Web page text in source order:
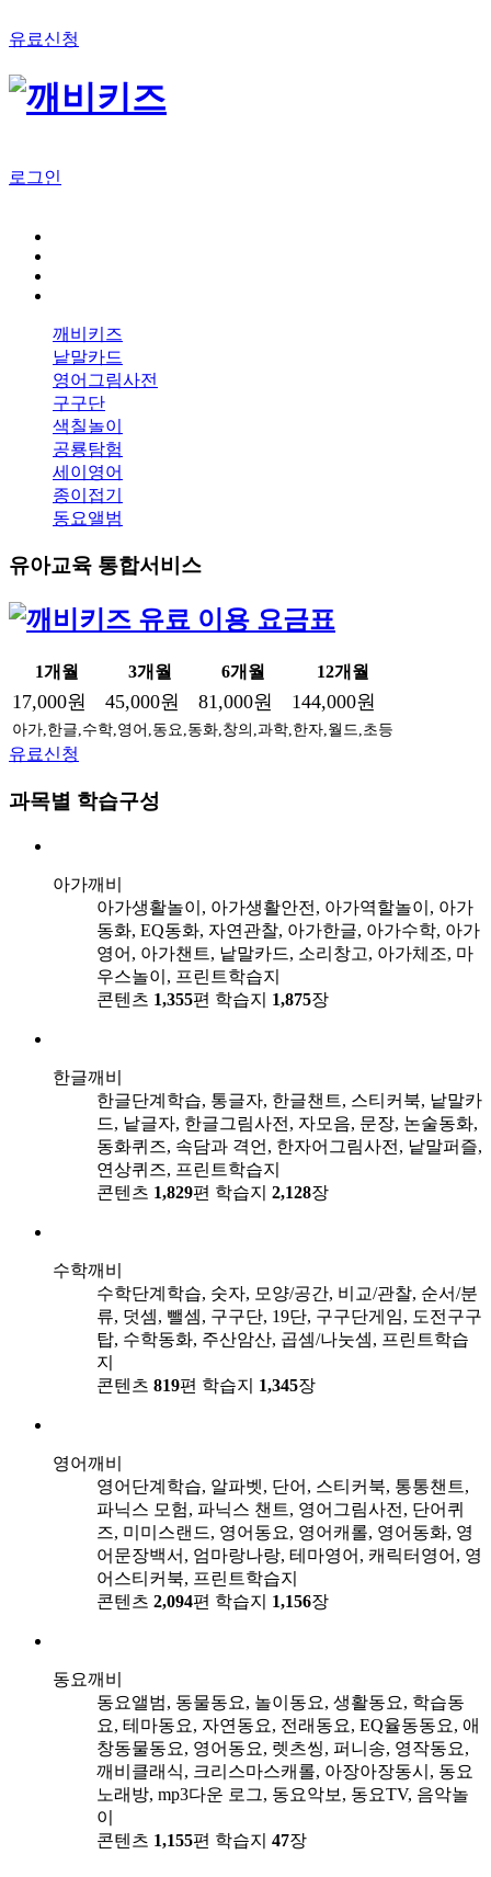
유료신청
로그인
깨비키즈
낱말카드
영어그림사전
구구단
색칠놀이
공룡탐험
세이영어
종이접기
동요앨범
유아교육 통합서비스
1개월 3개월 6개월 12개월
17,000원 45,000원 81,000원 144,000원
아가,한글,수학,영어,동요,동화,창의,과학,한자,월드,초등
유료신청
과목별 학습구성
아가깨비
아가생활놀이, 아가생활안전, 아가역할놀이, 아가
동화, EQ동화, 자연관찰, 아가한글, 아가수학, 아가
영어, 아가챈트, 낱말카드, 소리창고, 아가체조, 마
우스놀이, 프린트학습지
콘텐츠 1,355편 학습지 1,875장
한글깨비
한글단계학습, 통글자, 한글챈트, 스티커북, 낱말카
드, 낱글자, 한글그림사전, 자모음, 문장, 논술동화,
동화퀴즈, 속담과 격언, 한자어그림사전, 낱말퍼즐,
연상퀴즈, 프린트학습지
콘텐츠 1,829편 학습지 2,128장
수학깨비
수학단계학습, 숫자, 모양/공간, 비교/관찰, 순서/분
류, 덧셈, 뺄셈, 구구단, 19단, 구구단게임, 도전구구
탑, 수학동화, 주산암산, 곱셈/나눗셈, 프린트학습
지
콘텐츠 819편 학습지 1,345장
영어깨비
영어단계학습, 알파벳, 단어, 스티커북, 통통챈트,
파닉스 모험, 파닉스 챈트, 영어그림사전, 단어퀴
즈, 미미스랜드, 영어동요, 영어캐롤, 영어동화, 영
어문장백서, 엄마랑나랑, 테마영어, 캐릭터영어, 영
어스티커북, 프린트학습지
콘텐츠 2,094편 학습지 1,156장
동요깨비
동요앨범, 동물동요, 놀이동요, 생활동요, 학습동
요, 테마동요, 자연동요, 전래동요, EQ율동동요, 애
창동물동요, 영어동요, 렛츠씽, 퍼니송, 영작동요,
깨비클래식, 크리스마스캐롤, 아장아장동시, 동요
노래방, mp3다운 로그, 동요악보, 동요TV, 음악놀
이
콘텐츠 1,155편 학습지 47장